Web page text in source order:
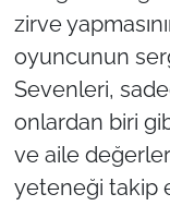
zirve
oyuncunun
Sevenleri,
onlardan biri
ve aile
yeteneği takip